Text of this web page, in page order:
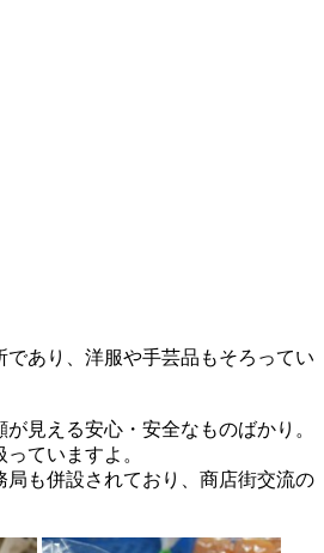
あり、洋服や手芸品もそろってい
見える安心・安全なものばかり。
ていますよ。
局も併設されており、商店街交流の